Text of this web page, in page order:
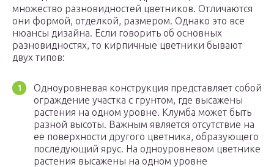
множество разновидностей цветников. Отличаются
они формой, отделкой, размером. Однако это все
нюансы дизайна. Если говорить об основных
разновидностях, то кирпичные цветники бывают
двух типов:
Одноуровневая конструкция представляет собой
ограждение участка с грунтом, где высажены
растения на одном уровне. Клумба может быть
разной высоты. Важным является отсутствие на
ее поверхности другого цветника, образующего
последующий ярус. На одноуровневом цветнике
растения высажены на одном уровне